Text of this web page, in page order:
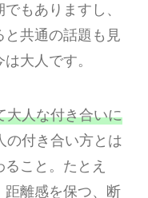
もありますし、
共通の話題も見
大人です。
大人な付き合いに
の付き合い方とは
こと。たとえ
距離感を保つ、断